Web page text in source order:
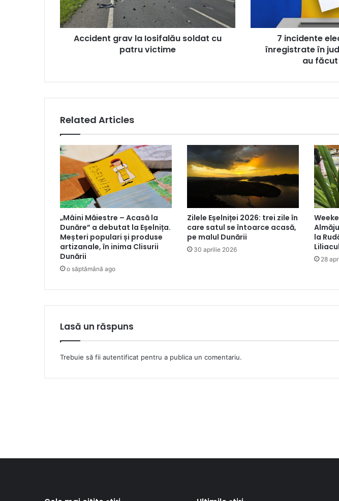
patru
victime
Accident grav la Iosifalău soldat cu
patru victime
Timiș.
7 incidente
înregistrate în
au
Related Articles
„Mâini Măiestre – Acasă la
Dunăre” a debutat la Eșelnița.
Meșteri populari și produse
artizanale, în inima Clisurii
Dunării
o săptămână ago
Zilele Eșelniței 2026: trei zile în
care satul se întoarce acasă,
pe malul Dunării
30 aprilie 2026
la
28
Lasă un răspuns
Trebuie să fii autentificat pentru a publica un comentariu.